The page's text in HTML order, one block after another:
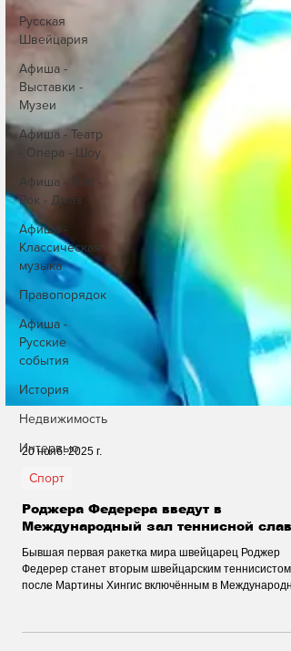
Русская
Швейцария
Афиша -
Выставки -
Музеи
Афиша - Театр
- Опера - Шоу
Афиша - Поп -
Рок - Джаз
Афиша -
Классическая
музыка
Правопорядок
Афиша -
Русские
события
История
Недвижимость
Интервью
20 нояб. 2025 г.
Спорт
Роджера Федерера введут в
Международный зал теннисной
Бывшая первая ракетка мира швейцарец Роджер